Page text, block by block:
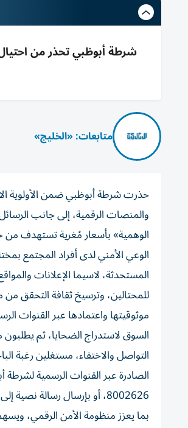
شرطة أبوظبي تحذر من
متابعات: «الخليج»
حذرت شرطة أبوظبي ضمن الأولوية
والمنصات الرقمية، إلى جانب
الوهمية» بأسعار مُغرية تستهدف من
الوعي الأمني لدى أفراد المجتمع
المستحدثة، لاسيما الإعلانات
للمحتالين، وترسيخ ثقافة التحقق
موثوقيتها واعتمادها عبر القنوات
السوق لاستدراج الضحايا، ثم
التواصل والاختفاء، مستغلين رغبة
الصادرة عبر القنوات الرسمية لشرطة
8002626، أو بإرسال رسالة نصية إلى 2828، أو من خلال تطبيق شرطة أبوظبي الذكي، أو البريد الإلكتروني
بما يعزز منظومة الأمن الرقمي،